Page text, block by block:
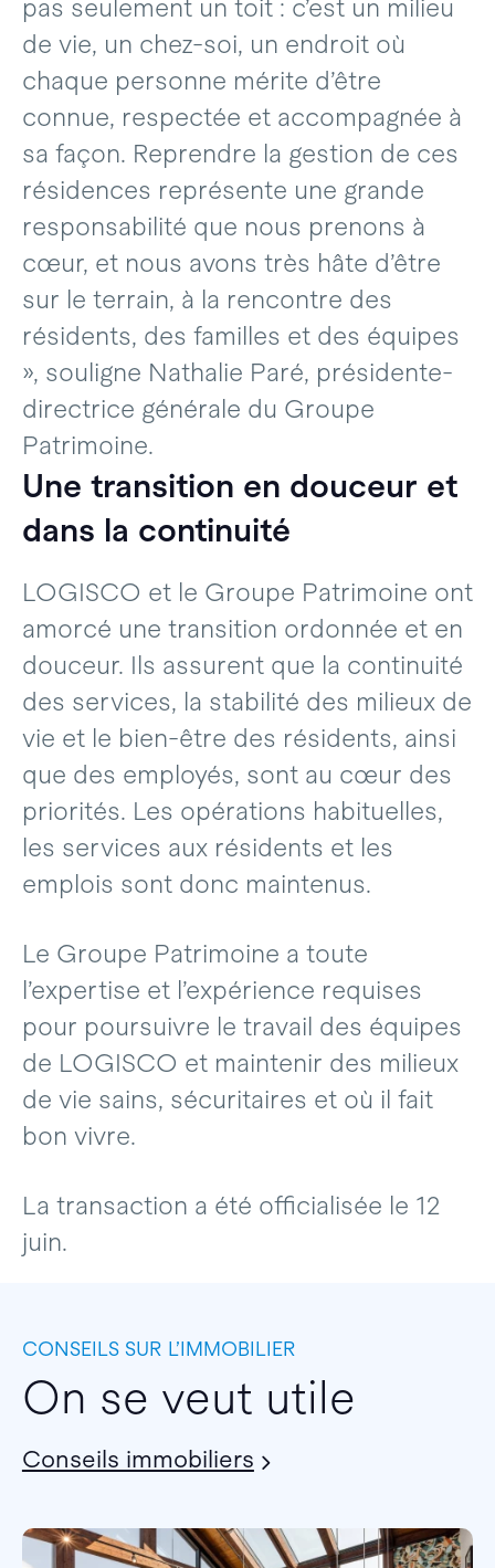
pas seulement un toit : c’est un milieu
de vie, un chez-soi, un endroit où
chaque personne mérite d’être
connue, respectée et accompagnée à
sa façon. Reprendre la gestion de ces
résidences représente une grande
responsabilité que nous prenons à
cœur, et nous avons très hâte d’être
sur le terrain, à la rencontre des
résidents, des familles et des équipes
», souligne Nathalie Paré, présidente-
directrice générale du Groupe
Patrimoine.
Une transition en douceur et
dans la continuité
LOGISCO et le Groupe Patrimoine ont
amorcé une transition ordonnée et en
douceur. Ils assurent que la continuité
des services, la stabilité des milieux de
vie et le bien-être des résidents, ainsi
que des employés, sont au cœur des
priorités. Les opérations habituelles,
les services aux résidents et les
emplois sont donc maintenus.
Le Groupe Patrimoine a toute
l’expertise et l’expérience requises
pour poursuivre le travail des équipes
de LOGISCO et maintenir des milieux
de vie sains, sécuritaires et où il fait
bon vivre.
La transaction a été officialisée le 12
juin.
CONSEILS SUR L’IMMOBILIER
On se veut utile
Conseils immobiliers